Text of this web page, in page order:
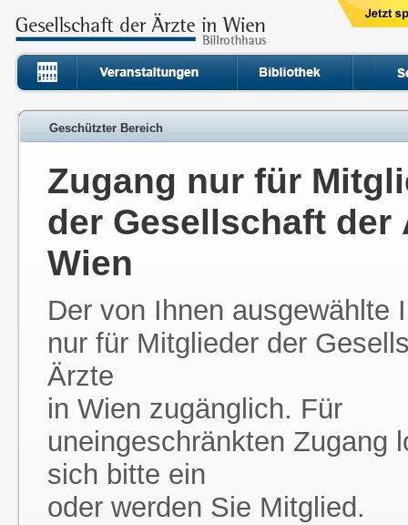
Geschützter Bereich
Zugang nur für
der Gesellschaft der
Wien
Der von Ihnen ausgewählte
nur für Mitglieder der
Ärzte
in Wien zugänglich. Für
uneingeschränkten Zugang
sich bitte ein
oder werden Sie Mitglied.